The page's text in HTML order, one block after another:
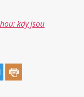
kdy jsou